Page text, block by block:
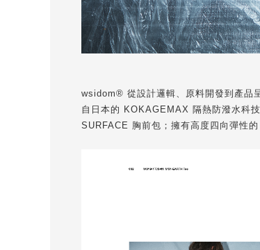
wsidom® 從設計邏輯、原料開發到產品
自日本的 KOKAGEMAX 隔熱防潑水科
SURFACE 胸前包；擁有高度四向彈性